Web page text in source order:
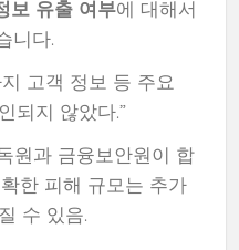
보 유출 여부에 대해서
니다.
고객 정보 등 주요
되지 않았다.”
원과 금융보안원이 합
한 피해 규모는 추가
수 있음.